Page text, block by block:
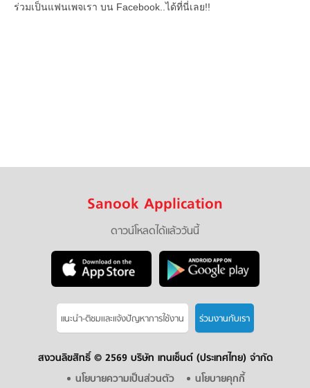
ร่วมเป็นแฟนเพจเรา บน Facebook..ได้ที่นี่เลย!!
Sanook Application
ดาวน์โหลดได้แล้ววันนี้
แนะนำ-ติชมเเละแจ้งปัญหาการใช้งาน ร่วมงานกับเรา
สงวนลิขสิทธิ์ © 2569 บริษัท เทนเซ็นต์ (ประเทศไทย) จำกัด
นโยบายความเป็นส่วนตัว
นโยบายคุกกี้